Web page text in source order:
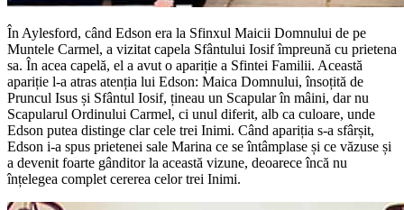
În Aylesford, când Edson era la Sfinxul Maicii Domnului de pe
Muntele Carmel, a vizitat capela Sfântului Iosif împreună cu prietena
sa. În acea capelă, el a avut o apariție a Sfintei Familii. Această
apariție l-a atras atenția lui Edson: Maica Domnului, însoțită de
Pruncul Isus și Sfântul Iosif, țineau un Scapular în mâini, dar nu
Scapularul Ordinului Carmel, ci unul diferit, alb ca culoare, unde
Edson putea distinge clar cele trei Inimi. Când apariția s-a sfârșit,
Edson i-a spus prietenei sale Marina ce se întâmplase și ce văzuse și
a devenit foarte gânditor la această vizune, deoarece încă nu
înțelegea complet cererea celor trei Inimi.